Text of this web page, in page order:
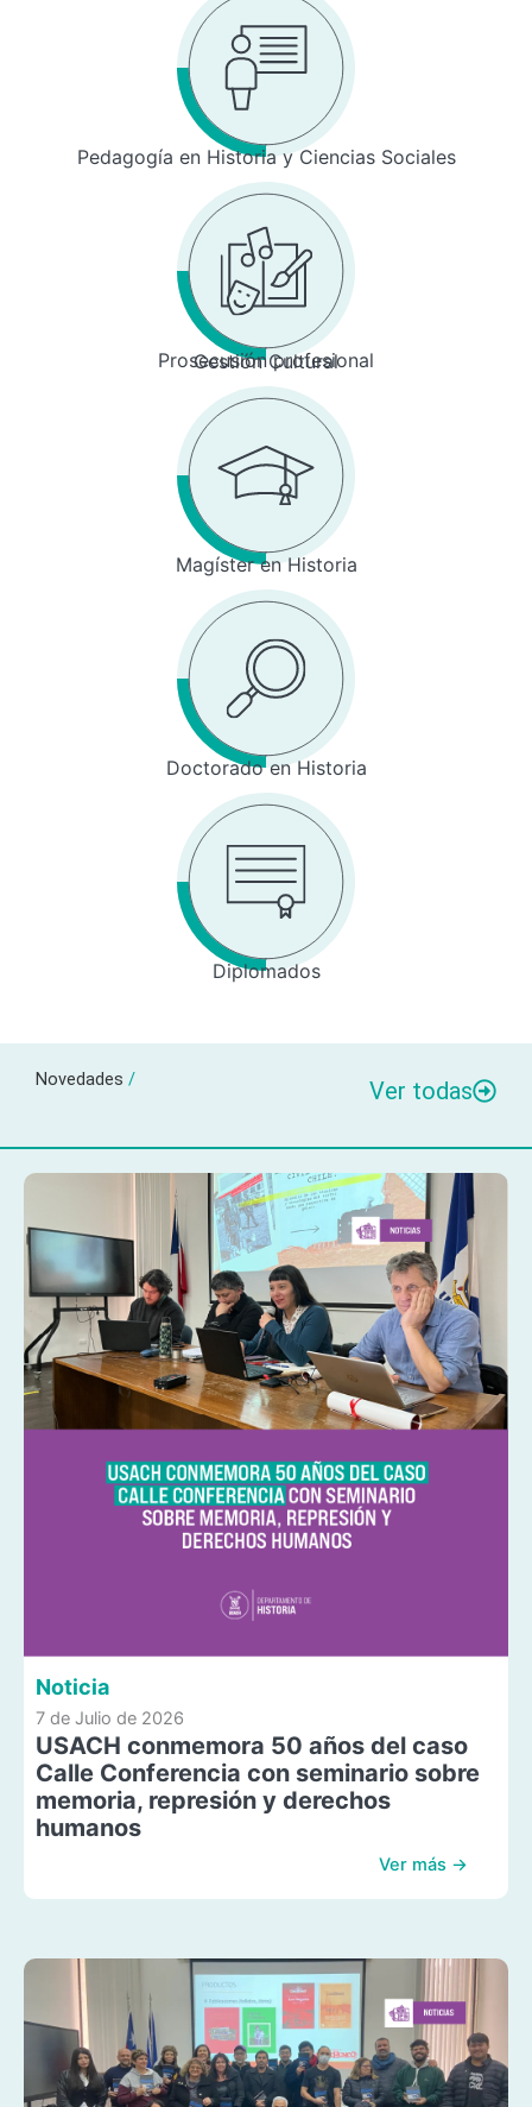
Pedagogía en Historia y Ciencias Sociales
Prosecusión profesional
Gestión Cultural
Magíster en Historia
Doctorado en Historia
Diplomados
Novedades / Ver todas
Noticia
7 de Julio de 2026
USACH conmemora 50 años del caso
Calle Conferencia con seminario sobre
memoria, represión y derechos
humanos
Ver más →